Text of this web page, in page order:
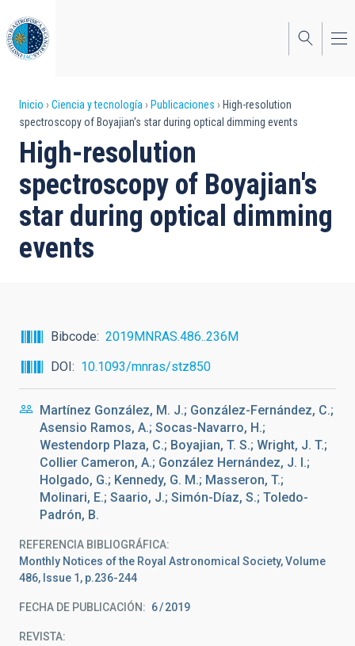
al
contenido
principal
Sobrescribir
enlaces
de
ayuda
a
la
Inicio Ciencia y tecnología Publicaciones
High-resolution
spectroscopy of Boyajian's star during optical dimming events
High-resolution
spectroscopy of Boyajian's
star during optical dimming
events
Bibcode
2019MNRAS.486..236M
DOI
10.1093/mnras/stz850
Martínez González, M. J.; González-Fernández, C.;
Asensio Ramos, A.; Socas-Navarro, H.;
Westendorp Plaza, C.; Boyajian, T. S.; Wright, J. T.;
Collier Cameron, A.; González Hernández, J. I.;
Holgado, G.; Kennedy, G. M.; Masseron, T.;
Molinari, E.; Saario, J.; Simón-Díaz, S.; Toledo-
Padrón, B.
REFERENCIA BIBLIOGRÁFICA
Monthly Notices of the Royal Astronomical Society, Volume
486, Issue 1, p.236-244
FECHA DE PUBLICACIÓN: 6 2019
REVISTA